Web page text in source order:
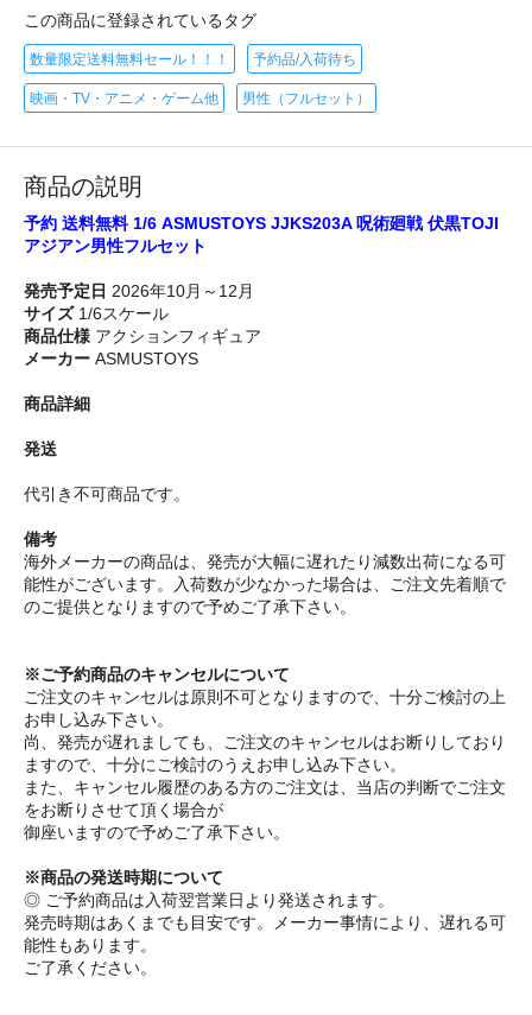
この商品に登録されているタグ
数量限定送料無料セール！！！ 予約品/入荷待ち
映画・TV・アニメ・ゲーム他 男性（フルセット）
商品の説明
予約 送料無料 1/6 ASMUSTOYS JJKS203A 呪術廻戦 伏黒TOJI
アジアン男性フルセット
発売予定日 2026年10月～12月
サイズ1/6スケール
商品仕様 アクションフィギュア
メーカー ASMUSTOYS
商品詳細
発送
代引き不可商品です。
備考
海外メーカーの商品は、発売が大幅に遅れたり減数出荷になる可
能性がございます。入荷数が少なかった場合は、ご注文先着順で
のご提供となりますので予めご了承下さい。
※ご予約商品のキャンセルについて
ご注文のキャンセルは原則不可となりますので、十分ご検討の上
お申し込み下さい。
尚、発売が遅れましても、ご注文のキャンセルはお断りしており
ますので、十分にご検討のうえお申し込み下さい。
また、キャンセル履歴のある方のご注文は、当店の判断でご注文
をお断りさせて頂く場合が
御座いますので予めご了承下さい。
※商品の発送時期について
◎ ご予約商品は入荷翌営業日より発送されます。
発売時期はあくまでも目安です。メーカー事情により、遅れる可
能性もあります。
ご了承ください。